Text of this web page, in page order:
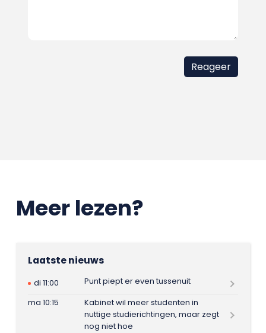
Meer lezen?
Laatste nieuws
di 11:00
Punt piept er even tussenuit
ma 10:15
Kabinet wil meer studenten in
nuttige studierichtingen, maar zegt
nog niet hoe